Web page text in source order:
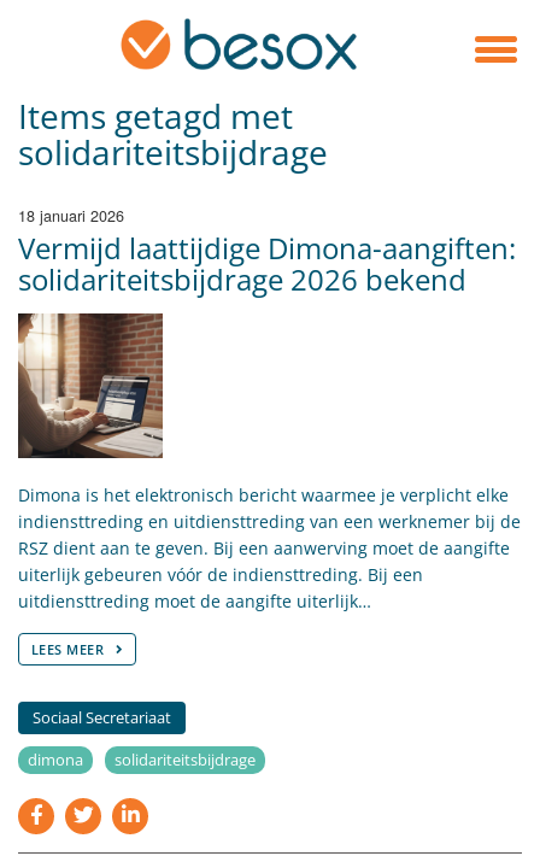
Items getagd met
solidariteitsbijdrage
18 januari 2026
Vermijd laattijdige Dimona-aangiften:
solidariteitsbijdrage 2026 bekend
​Dimona is het elektronisch bericht waarmee je verplicht elke
indiensttreding en uitdiensttreding van een werknemer bij de
RSZ dient aan te geven. Bij een aanwerving moet de aangifte
uiterlijk gebeuren vóór de indiensttreding. Bij een
uitdiensttreding moet de aangifte uiterlijk…
LEES MEER
Sociaal Secretariaat
dimona solidariteitsbijdrage